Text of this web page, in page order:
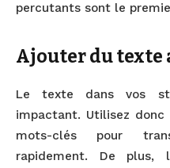
percutants sont le
Ajouter du texte
Le texte dans vos
impactant. Utilisez
mots-clés pour
rapidement. De plus,